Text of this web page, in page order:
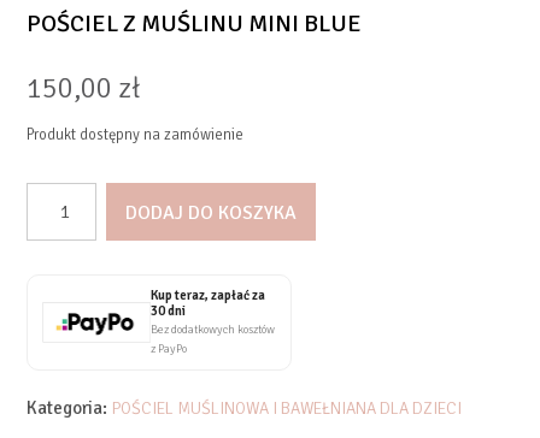
POŚCIEL Z MUŚLINU MINI BLUE
150,00 zł
Produkt dostępny na zamówienie
Pościel
z
DODAJ DO KOSZYKA
Kup teraz, zapłać za
30 dni
Bez dodatkowych kosztów
z PayPo
Kategoria: POŚCIEL MUŚLINOWA I BAWEŁNIANA DLA DZIECI